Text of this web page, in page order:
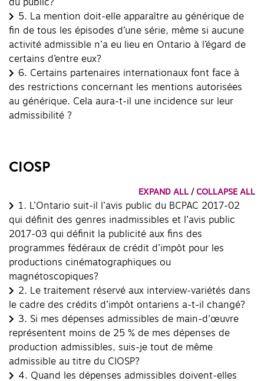
du public?
5. La mention doit-elle apparaître au générique de
fin de tous les épisodes d’une série, même si aucune
activité admissible n’a eu lieu en Ontario à l’égard de
certains d’entre eux?
6. Certains partenaires internationaux font face à
des restrictions concernant les mentions autorisées
au générique. Cela aura-t-il une incidence sur leur
admissibilité ?
CIOSP
EXPAND ALL / COLLAPSE ALL
1. L’Ontario suit-il l’avis public du BCPAC 2017-02
qui définit des genres inadmissibles et l’avis public
2017-03 qui définit la publicité aux fins des
programmes fédéraux de crédit d’impôt pour les
productions cinématographiques ou
magnétoscopiques?
2. Le traitement réservé aux interview-variétés dans
le cadre des crédits d’impôt ontariens a-t-il changé?
3. Si mes dépenses admissibles de main-d'œuvre
représentent moins de 25 % de mes dépenses de
production admissibles, suis-je tout de même
admissible au titre du CIOSP?
4. Quand les dépenses admissibles doivent-elles